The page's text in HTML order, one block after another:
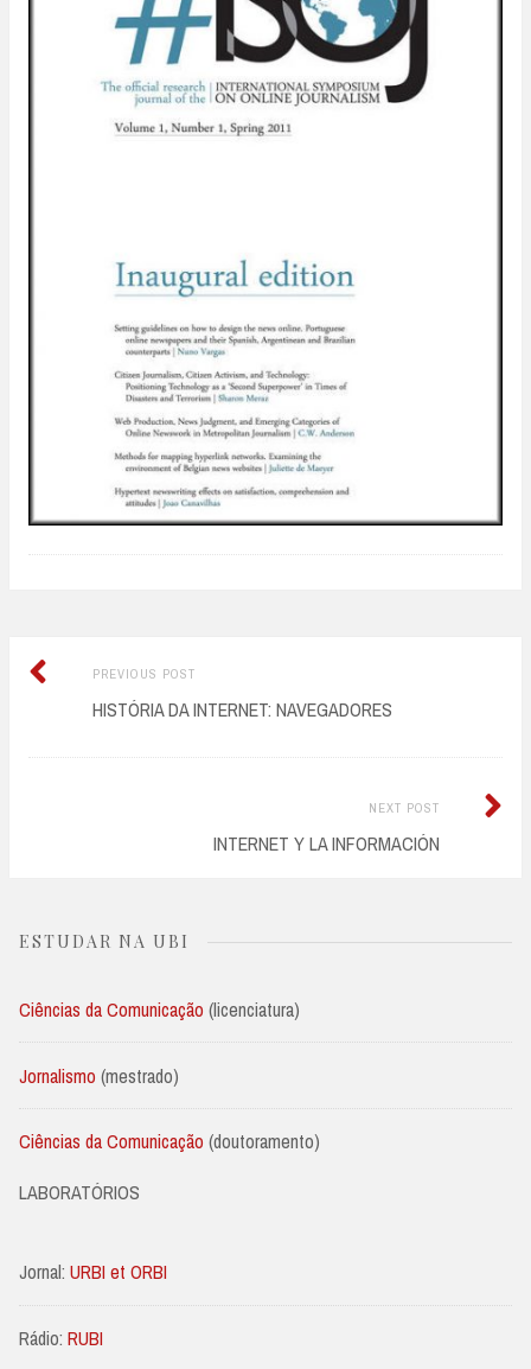
Post
navigation
PREVIOUS POSTPrevious
post:
HISTÓRIA DA INTERNET: NAVEGADORES
NEXT POST
INTERNET Y LA INFORMACIÓN
Next
ESTUDAR NA UBI
Ciências da Comunicação (licenciatura)
Jornalismo (mestrado)
Ciências da Comunicação (doutoramento)
LABORATÓRIOS
Jornal: URBI et ORBI
Rádio: RUBI